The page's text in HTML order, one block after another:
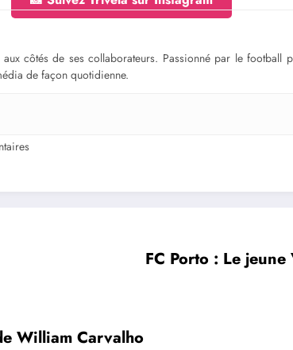
côtés de ses collaborateurs. Passionné par le football
de façon quotidienne.
FC Porto : Le
William Carvalho